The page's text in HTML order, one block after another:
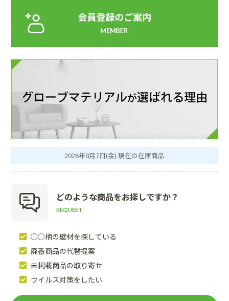
2026年8月7日(金) 現在の在庫商品
どのような商品をお探しですか？
REQUEST
○○柄の壁材を探している
廃番商品の代替提案
未掲載商品の取り寄せ
ウイルス対策をしたい